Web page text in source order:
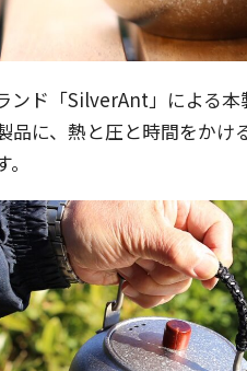
ンド「SilverAnt」による
品に、熱と圧と時間をかけ